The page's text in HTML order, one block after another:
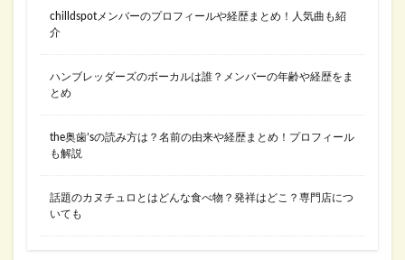
chilldspotメンバーのプロフィールや経歴まとめ！人気曲も紹
介
ハンブレッダーズのボーカルは誰？メンバーの年齢や経歴をま
とめ
the奥歯’sの読み方は？名前の由来や経歴まとめ！プロフィール
も解説
話題のカヌチュロとはどんな食べ物？発祥はどこ？専門店につ
いても